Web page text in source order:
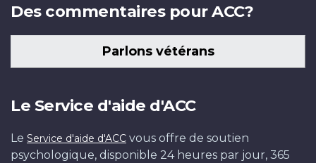
Des commentaires pour ACC?
Parlons vétérans
Le Service d'aide d'ACC
Le Service d'aide d'ACC vous offre de soutien
psychologique, disponible 24 heures par jour, 365